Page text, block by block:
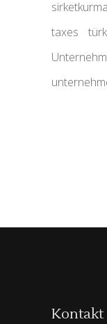
taxes
Kontakt